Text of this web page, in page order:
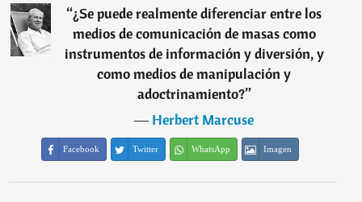
“¿Se puede realmente diferenciar entre los
medios de comunicación de masas como
instrumentos de información y diversión, y
como medios de manipulación y
adoctrinamiento?”
―Herbert Marcuse
Facebook Twitter WhatsApp Imagen